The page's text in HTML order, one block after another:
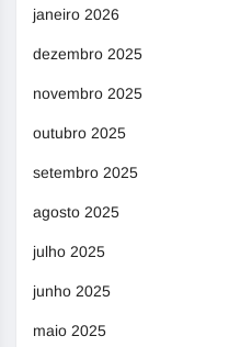
janeiro 2026
dezembro 2025
novembro 2025
outubro 2025
setembro 2025
agosto 2025
julho 2025
junho 2025
maio 2025